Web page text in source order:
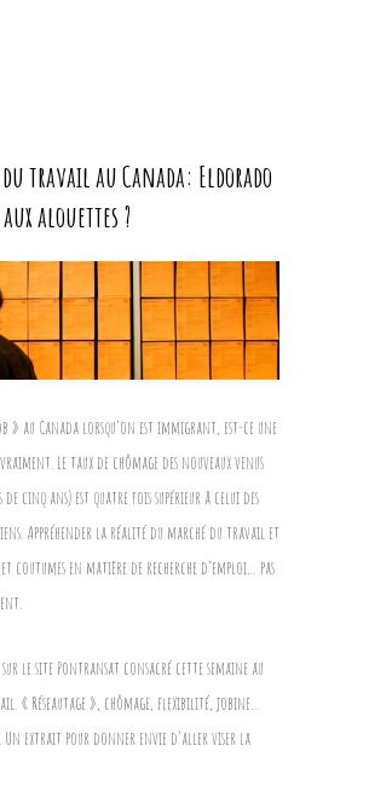
du travail au Canada: Eldorado
alouettes ?
» au Canada lorsqu’on est immigrant, est-ce une
Le taux de chômage des nouveaux venus
de cinq ans) est quatre fois supérieur à celui des
Appréhender la réalité du marché du travail et
coutumes en matière de recherche d’emploi… pas
sur le site Pontransat consacré cette semaine au
« Réseautage », chômage, flexibilité, jobine…
Un extrait pour donner envie d’aller viser la